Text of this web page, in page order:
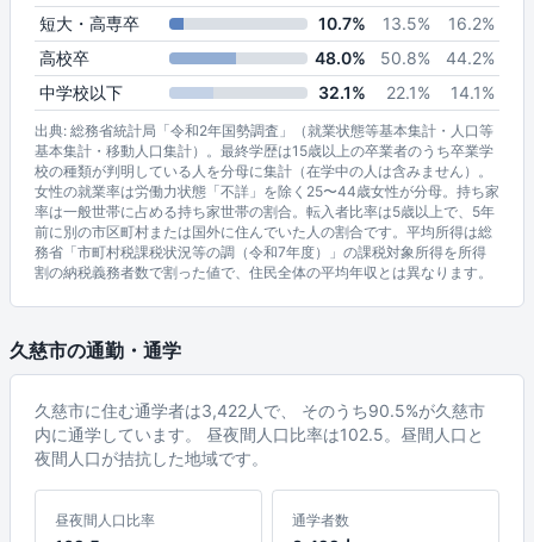
短大・高専卒
10.7% 13.5%
16.2%
高校卒
48.0% 50.8%
44.2%
中学校以下
32.1% 22.1% 14.1%
出典: 総務省統計局「令和2年国勢調査」（就業状態等基本集計・人口等
基本集計・移動人口集計）。最終学歴は15歳以上の卒業者のうち卒業学
校の種類が判明している人を分母に集計（在学中の人は含みません）。
女性の就業率は労働力状態「不詳」を除く25〜44歳女性が分母。持ち家
率は一般世帯に占める持ち家世帯の割合。転入者比率は5歳以上で、5年
前に別の市区町村または国外に住んでいた人の割合です。平均所得は総
務省「市町村税課税状況等の調（令和7年度）」の課税対象所得を所得
割の納税義務者数で割った値で、住民全体の平均年収とは異なります。
久慈市の通勤・通学
久慈市に住む通学者は3,422人で、 そのうち90.5%が久慈市
内に通学しています。 昼夜間人口比率は102.5。昼間人口と
夜間人口が拮抗した地域です。
昼夜間人口比率 通学者数